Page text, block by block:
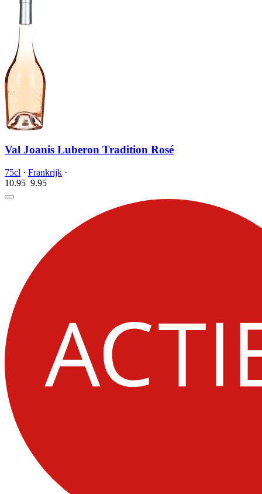
Val Joanis Luberon Tradition Rosé
75cl · Frankrijk ·
10.95 9.95